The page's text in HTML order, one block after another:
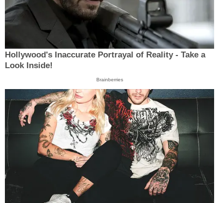
Hollywood's Inaccurate Portrayal of Reality - Take a
Look Inside!
Brainberries